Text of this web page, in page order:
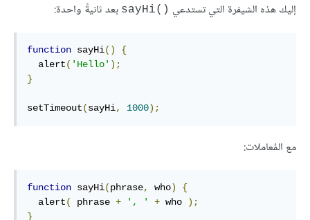
إليك هذه الشيفرة التي تستدعي ‎sayHi()‎ بعد ثانيةً واحدة:
function sayHi()
{
  alert
( 'Hello' );
}
setTimeout(sayHi, 1000);
مع المُعاملات:
function sayHi(phrase, who)
{
  alert
( phrase + ', ' + who
);
}